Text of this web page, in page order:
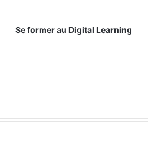
Se former au Digital Learning